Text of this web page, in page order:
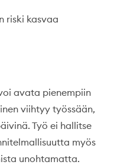
riski kasvaa
avata pienempiin
viihtyy työssään,
Työ ei hallitse
myös
unohtamatta.